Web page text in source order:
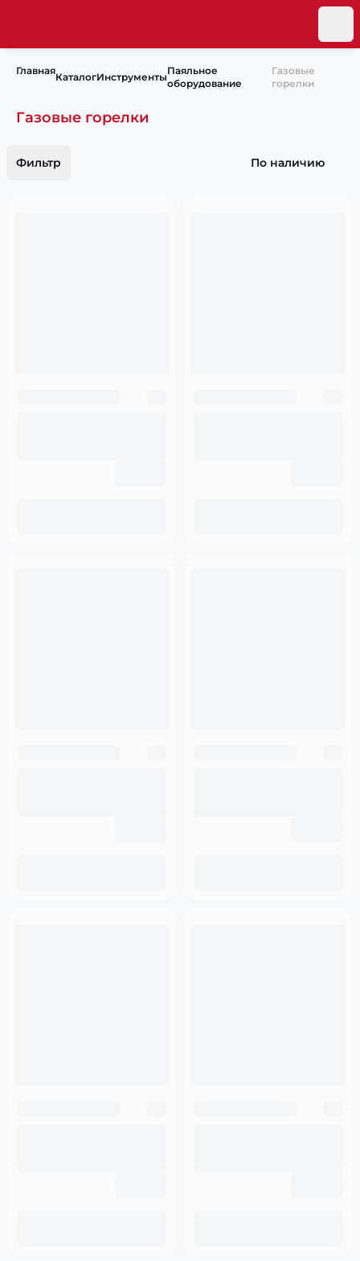
Главная
КаталогИнструменты
Паяльное
оборудование
Газовые
горелки
Газовые горелки
Фильтр По наличию